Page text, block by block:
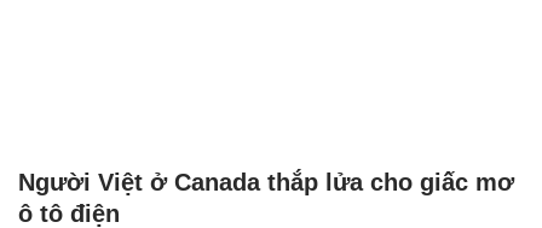
Người Việt ở Canada thắp lửa cho giấc mơ
ô tô điện